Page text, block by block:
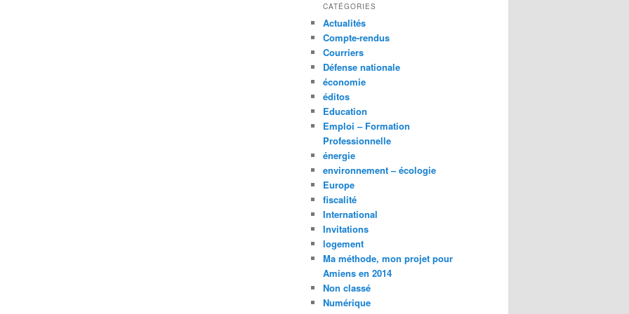
CATÉGORIES
Actualités
Compte-rendus
Courriers
Défense nationale
économie
éditos
Education
Emploi – Formation
Professionnelle
énergie
environnement – écologie
Europe
fiscalité
International
Invitations
logement
Ma méthode, mon projet pour
Amiens en 2014
Non classé
Numérique